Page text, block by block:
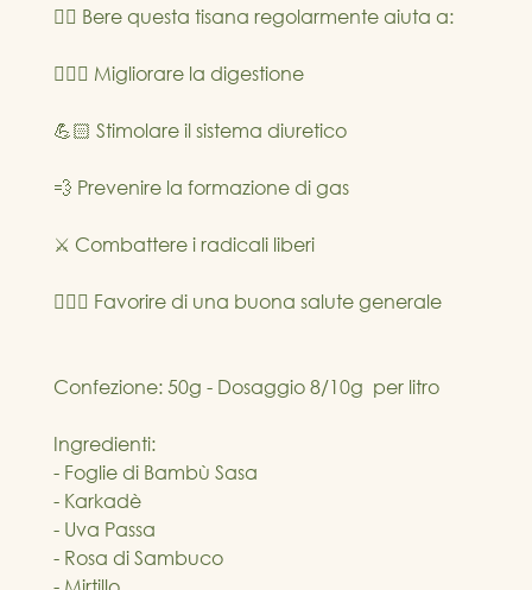
👉🏻 Bere questa tisana regolarmente aiuta a:
🙋🏼‍♀️ Migliorare la digestione
💪🏻 Stimolare il sistema diuretico
💨 Prevenire la formazione di gas
⚔️ Combattere i radicali liberi
💆🏼‍♀️ Favorire di una buona salute generale
Confezione: 50g - Dosaggio 8/10g  per litro
Ingredienti:
- Foglie di Bambù Sasa
- Karkadè
- Uva Passa
- Rosa di Sambuco